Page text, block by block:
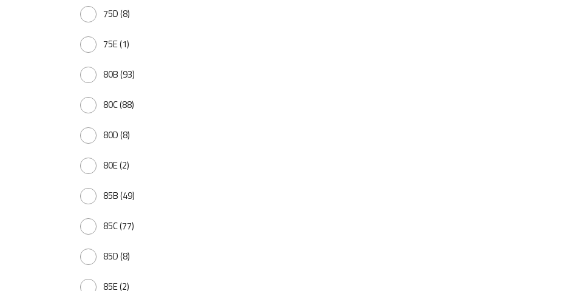
75D(8)
75E(1)
80B(93)
80C(88)
80D(8)
80E(2)
85B(49)
85C(77)
85D(8)
85E(2)